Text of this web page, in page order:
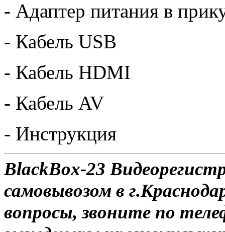
- Адаптер питания в
- Кабель USB
- Кабель HDMI
- Кабель AV
- Инструкция
BlackBox-23
самовывозом в
вопросы, звоните по